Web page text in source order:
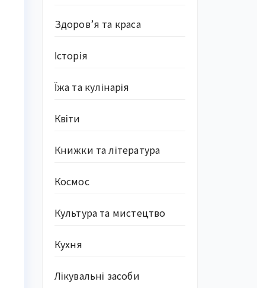
Здоров’я та краса
Історія
Їжа та кулінарія
Квіти
Книжки та література
Космос
Культура та мистецтво
Кухня
Лікувальні засоби